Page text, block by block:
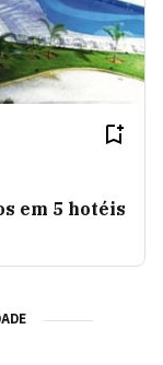
em 5 hotéis